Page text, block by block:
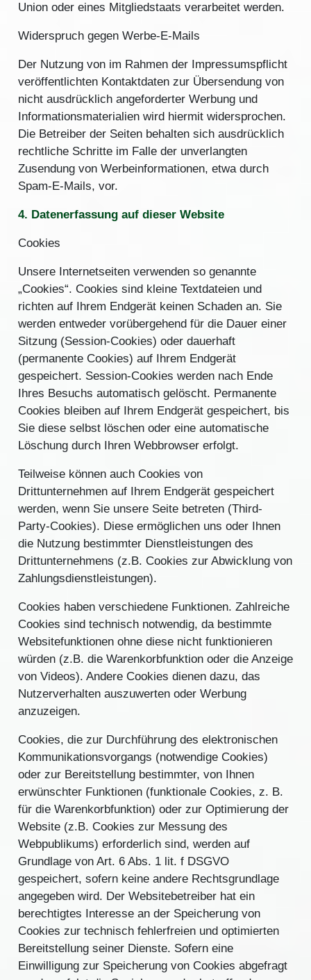
Union oder eines Mitgliedstaats verarbeitet werden.
Widerspruch gegen Werbe-E-Mails
Der Nutzung von im Rahmen der Impressumspflicht
veröffentlichten Kontaktdaten zur Übersendung von
nicht ausdrücklich angeforderter Werbung und
Informationsmaterialien wird hiermit widersprochen.
Die Betreiber der Seiten behalten sich ausdrücklich
rechtliche Schritte im Falle der unverlangten
Zusendung von Werbeinformationen, etwa durch
Spam-E-Mails, vor.
4. Datenerfassung auf dieser Website
Cookies
Unsere Internetseiten verwenden so genannte
„Cookies“. Cookies sind kleine Textdateien und
richten auf Ihrem Endgerät keinen Schaden an. Sie
werden entweder vorübergehend für die Dauer einer
Sitzung (Session-Cookies) oder dauerhaft
(permanente Cookies) auf Ihrem Endgerät
gespeichert. Session-Cookies werden nach Ende
Ihres Besuchs automatisch gelöscht. Permanente
Cookies bleiben auf Ihrem Endgerät gespeichert, bis
Sie diese selbst löschen oder eine automatische
Löschung durch Ihren Webbrowser erfolgt.
Teilweise können auch Cookies von
Drittunternehmen auf Ihrem Endgerät gespeichert
werden, wenn Sie unsere Seite betreten (Third-
Party-Cookies). Diese ermöglichen uns oder Ihnen
die Nutzung bestimmter Dienstleistungen des
Drittunternehmens (z.B. Cookies zur Abwicklung von
Zahlungsdienstleistungen).
Cookies haben verschiedene Funktionen. Zahlreiche
Cookies sind technisch notwendig, da bestimmte
Websitefunktionen ohne diese nicht funktionieren
würden (z.B. die Warenkorbfunktion oder die Anzeige
von Videos). Andere Cookies dienen dazu, das
Nutzerverhalten auszuwerten oder Werbung
anzuzeigen.
Cookies, die zur Durchführung des elektronischen
Kommunikationsvorgangs (notwendige Cookies)
oder zur Bereitstellung bestimmter, von Ihnen
erwünschter Funktionen (funktionale Cookies, z. B.
für die Warenkorbfunktion) oder zur Optimierung der
Website (z.B. Cookies zur Messung des
Webpublikums) erforderlich sind, werden auf
Grundlage von Art. 6 Abs. 1 lit. f DSGVO
gespeichert, sofern keine andere Rechtsgrundlage
angegeben wird. Der Websitebetreiber hat ein
berechtigtes Interesse an der Speicherung von
Cookies zur technisch fehlerfreien und optimierten
Bereitstellung seiner Dienste. Sofern eine
Einwilligung zur Speicherung von Cookies abgefragt